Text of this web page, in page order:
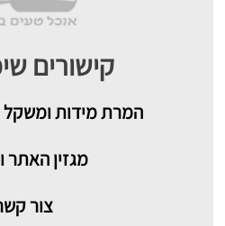
קישורים
המרת מידות ומשקל
מגזין האתר
צור